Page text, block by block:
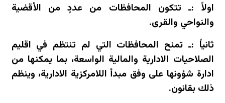
اولاً :ـ تتكون المحافظات من عددٍ من الأقضية
والنواحي والقرى.
ثانياً :ـ تمنح المحافظات التي لم تنتظم في اقليم
الصلاحيات الادارية والمالية الواسعة، بما يمكنها من
ادارة شؤونها على وفق مبدأ اللامركزية الادارية، وينظم
ذلك بقانون.